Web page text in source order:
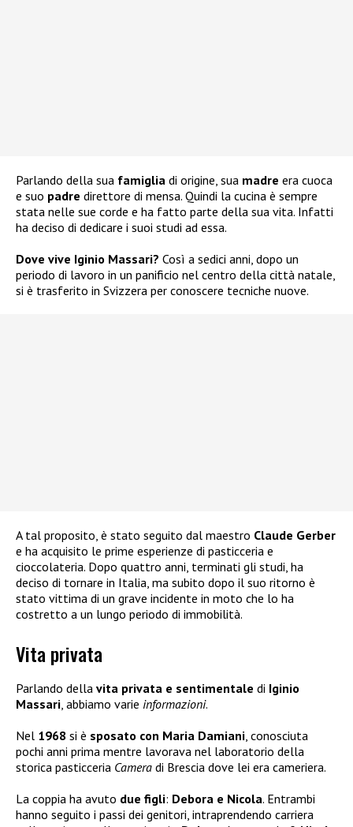
Parlando della sua famiglia di origine, sua madre era cuoca
e suo padre direttore di mensa. Quindi la cucina è sempre
stata nelle sue corde e ha fatto parte della sua vita. Infatti
ha deciso di dedicare i suoi studi ad essa.
Dove vive Iginio Massari? Così a sedici anni, dopo un
periodo di lavoro in un panificio nel centro della città natale,
si è trasferito in Svizzera per conoscere tecniche nuove.
A tal proposito, è stato seguito dal maestro Claude Gerber
e ha acquisito le prime esperienze di pasticceria e
cioccolateria. Dopo quattro anni, terminati gli studi, ha
deciso di tornare in Italia, ma subito dopo il suo ritorno è
stato vittima di un grave incidente in moto che lo ha
costretto a un lungo periodo di immobilità.
Vita privata
Parlando della vita privata e sentimentale di Iginio
Massari , abbiamo varie informazioni.
Nel 1968 si è sposato con Maria Damiani , conosciuta
pochi anni prima mentre lavorava nel laboratorio della
storica pasticceria Camera di Brescia dove lei era cameriera.
La coppia ha avuto due figli: Debora e Nicola. Entrambi
hanno seguito i passi dei genitori, intraprendendo carriera